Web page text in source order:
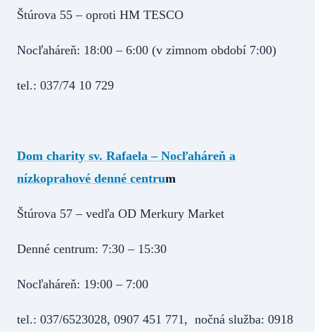
Štúrova 55 – oproti HM TESCO
Nocľaháreň: 18:00 – 6:00 (v zimnom období 7:00)
tel.: 037/74 10 729
Dom charity sv. Rafaela – Nocľaháreň a
nízkoprahové denné centrum
Štúrova 57 – vedľa OD Merkury Market
Denné centrum: 7:30 – 15:30
Nocľaháreň: 19:00 – 7:00
tel.: 037/6523028, 0907 451 771, nočná služba: 0918